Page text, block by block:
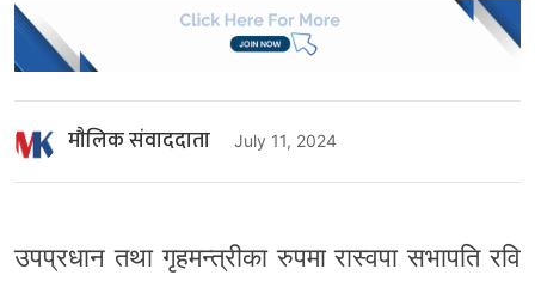
माैलिक संवाददाता July 11, 2024
उपप्रधान तथा गृहमन्त्रीका रुपमा रास्वपा सभापति रवि